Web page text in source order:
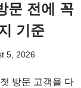
문 전에 꼭
기준
5, 2026
방문 고객을 다